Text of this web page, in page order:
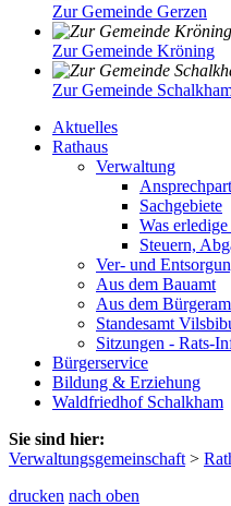
Zur Gemeinde Gerzen
Zur Gemeinde Kröning
Zur Gemeinde
Aktuelles
Rathaus
Verwaltung
Sachgebiete
Was
Steuern,
Ver- und
Aus dem Bauamt
Aus dem
Standesamt
Sitzungen - Rats-
Bürgerservice
Bildung & Erziehung
Waldfriedhof Schalkham
Sie sind hier:
Verwaltungsgemeinschaft >
drucken nach oben